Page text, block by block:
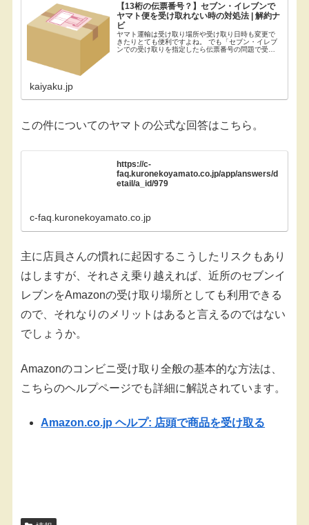
【13桁の伝票番号？】セブン・イレブンで
ヤマト便を受け取れない時の対処法 | 解約ナ
ビ
ヤマト運輸は受け取り場所や受け取り日時も変更で
きたりとても便利ですよね。 でも「セブン・イレブ
ンでの受け取りを指定したら伝票番号の問題で受け
kaiyaku.jp
この件についてのヤマトの公式な回答はこちら。
https://c-
faq.kuronekoyamato.co.jp/app/answers/d
etail/a_id/979
c-faq.kuronekoyamato.co.jp
主に店員さんの慣れに起因するこうしたリスクもあり
はしますが、それさえ乗り越えれば、近所のセブンイ
レブンをAmazonの受け取り場所としても利用できる
ので、それなりのメリットはあると言えるのではない
でしょうか。
Amazonのコンビニ受け取り全般の基本的な方法は、
こちらのヘルプページでも詳細に解説されています。
Amazon.co.jp ヘルプ: 店頭で商品を受け取る